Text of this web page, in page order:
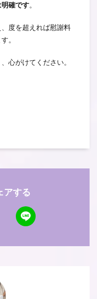
確です。
度を超えれば慰謝料
。
心がけてください。
アする